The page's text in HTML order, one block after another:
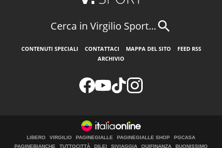
Cerca in Virgilio Sport...
CONTENUTI SPECIALI CONTATTACI MAPPA DEL SITO
FEED RSS
ARCHIVIO
LIBERO VIRGILIO PAGINEGIALLE PAGINEGIALLE SHOP
PGCASA
PAGINEBIANCHE
TUTTOCITTÀ DILEI SIVIAGGIA QUIFINANZA BUONISSIMO